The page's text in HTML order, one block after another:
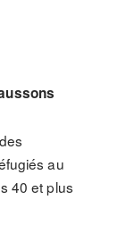
au
40 et plus